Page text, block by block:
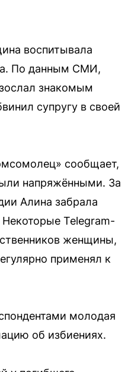
воспитывала
По данным СМИ,
знакомым
супругу в своей
сообщает,
напряжёнными. За
Алина забрала
Telegram-
женщины,
применял к
молодая
об избиениях.